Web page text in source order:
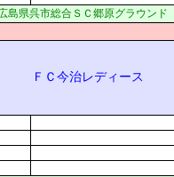
島県呉市総合ＳＣ郷原グラウンド
ＦＣ今治レディース